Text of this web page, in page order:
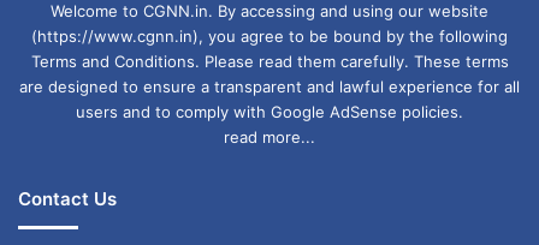
Welcome to CGNN.in. By accessing and using our website
(https://www.cgnn.in), you agree to be bound by the following
Terms and Conditions. Please read them carefully. These terms
are designed to ensure a transparent and lawful experience for all
users and to comply with Google AdSense policies.
read more...
Contact Us